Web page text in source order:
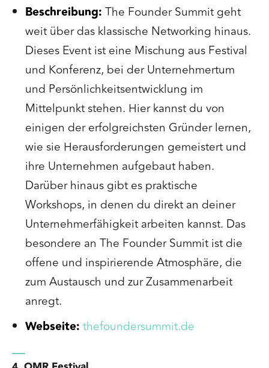
Beschreibung: The Founder Summit geht
weit über das klassische Networking hinaus.
Dieses Event ist eine Mischung aus Festival
und Konferenz, bei der Unternehmertum
und Persönlichkeitsentwicklung im
Mittelpunkt stehen. Hier kannst du von
einigen der erfolgreichsten Gründer lernen,
wie sie Herausforderungen gemeistert und
ihre Unternehmen aufgebaut haben.
Darüber hinaus gibt es praktische
Workshops, in denen du direkt an deiner
Unternehmerfähigkeit arbeiten kannst. Das
besondere an The Founder Summit ist die
offene und inspirierende Atmosphäre, die
zum Austausch und zur Zusammenarbeit
anregt.
Webseite: thefoundersummit.de